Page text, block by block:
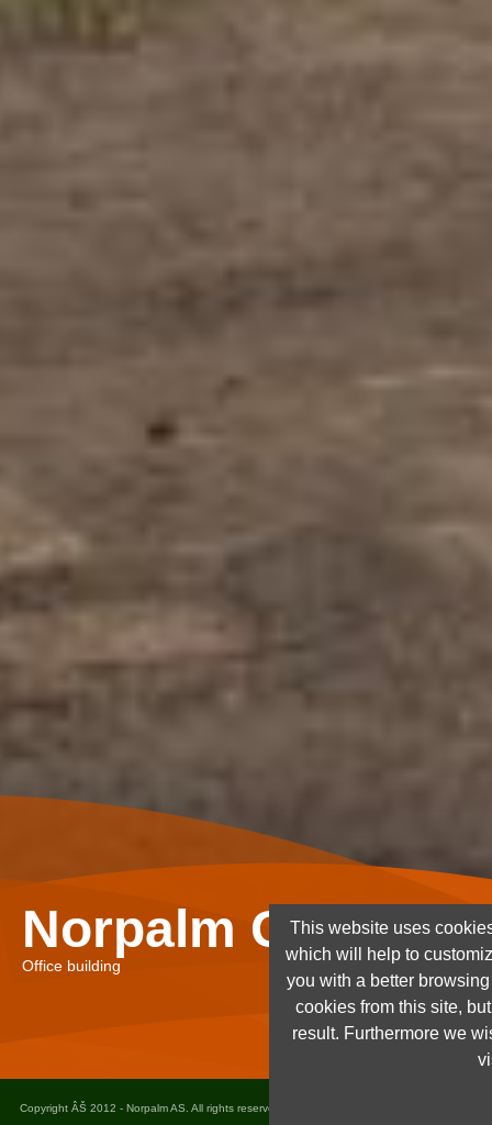
Norpalm Ghana
Office building
Copyright ÂŠ 2012 - Norpalm AS. All rights reserved. Design and implementation
This website uses
which will help to
you with a better
cookies from this site,
result. Furthermore we